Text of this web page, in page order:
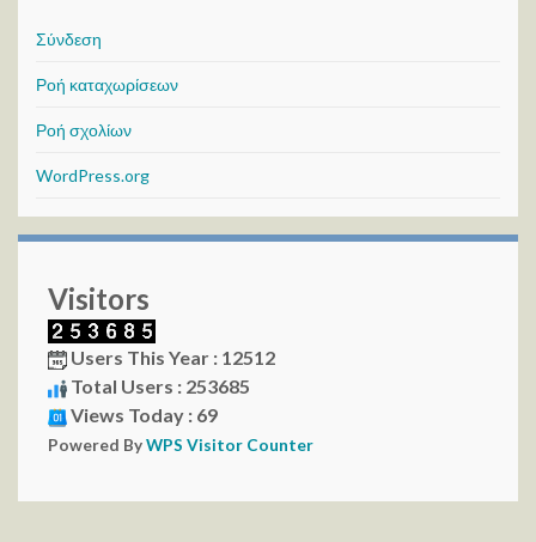
Σύνδεση
Ροή καταχωρίσεων
Ροή σχολίων
WordPress.org
Visitors
Users This Year : 12512
Total Users : 253685
Views Today : 69
Powered ByWPS Visitor Counter